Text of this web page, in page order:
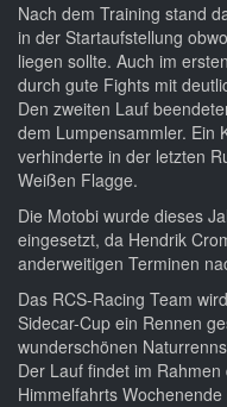
Nach dem Training stand
in der Startaufstellung
liegen sollte. Auch im
durch gute Fights mit
Den zweiten Lauf
dem Lumpensammler. Ein
verhinderte in der letzten
Weißen Flagge.
Die Motobi wurde dieses
eingesetzt, da Hendrik
anderweitigen Terminen
Das RCS-Racing Team
Sidecar-Cup ein Rennen
wunderschönen
Der Lauf findet im
Himmelfahrts Wochenende